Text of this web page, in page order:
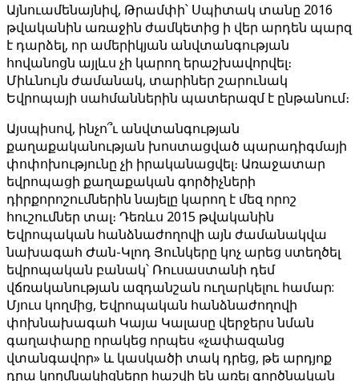
Այնուամենայնիվ, Թրամփի՝ Սպիտակ տանը 2016
թվականին առաջին ժամկետից ի վեր արդեն պարզ
է դարձել, որ ամերիկյան անվտանգության
հովանոցն այլևս չի կարող երաշխավորվել։
Միևնույն ժամանակ, տարիներ շարունակ
Եվրոպայի սահմաններին պատերազմ է ընթանում։
Այսպիսով, ինչո՞ւ անվտանգության
քաղաքականության խոստացված պարադիգմայի
փոփոխությունը չի իրականացվել։ Առաջատար
եվրոպացի քաղաքական գործիչների
դիրքորոշումներին նայելը կարող է մեզ որոշ
հուշումներ տալ։ Դեռևս 2015 թվականին
Եվրոպական հանձնաժողովի այն ժամանակվա
նախագահ Ժան-Կլոդ Յունկերը կոչ արեց ստեղծել
եվրոպական բանակ՝ Ռուսաստանի դեմ
վճռականության ազդանշան ուղարկելու համար:
Մյուս կողմից, Եվրոպական հանձնաժողովի
փոխնախագահ Կայա Կալասը վերջերս նման
գաղափարը որակեց որպես «չափազանց
վտանգավոր» և կասկածի տակ դրեց, թե արդյոք
դրա կողմնակիցները հաշվի են առել գործնական